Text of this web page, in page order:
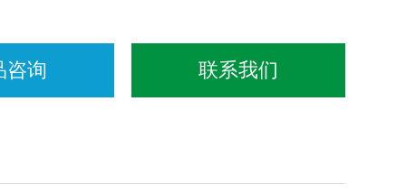
咨询 联系我们